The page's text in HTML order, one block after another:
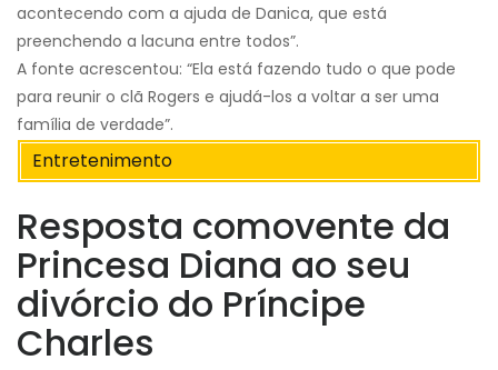
acontecendo com a ajuda de Danica, que está
preenchendo a lacuna entre todos”.
A fonte acrescentou: “Ela está fazendo tudo o que pode
para reunir o clã Rogers e ajudá-los a voltar a ser uma
família de verdade”.
Entretenimento
Resposta comovente da
Princesa Diana ao seu
divórcio do Príncipe
Charles